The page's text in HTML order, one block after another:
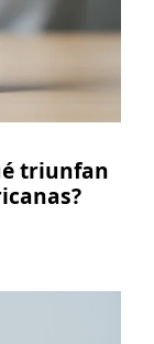
triunfan